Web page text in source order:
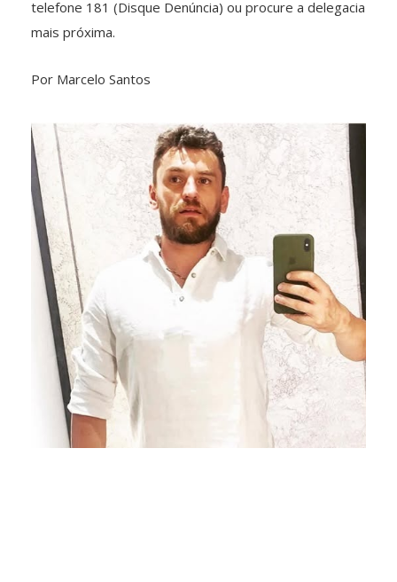
telefone 181 (Disque Denúncia) ou procure a delegacia
mais próxima.
Por Marcelo Santos